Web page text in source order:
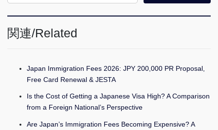
関連/Related
Japan Immigration Fees 2026: JPY 200,000 PR Proposal,
Free Card Renewal & JESTA
Is the Cost of Getting a Japanese Visa High? A Comparison
from a Foreign National’s Perspective
Are Japan’s Immigration Fees Becoming Expensive? A